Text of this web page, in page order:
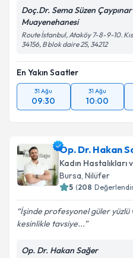
Doç.Dr. Sema Süzen Çaypınar
Muayenehanesi
Route İstanbul, Ataköy 7-8-9-10.
34156, B blok daire 25, 34212
En Yakın Saatler
31 Ağu
09:30
31 Ağu
10:00
Op. Dr. Hakan
Kadın Hastalıkları
Bursa, Nilüfer
5 (208
İşinde profesyonel güler yüzlü
kesinlikle tavsiye...
Op. Dr. Hakan Sağer